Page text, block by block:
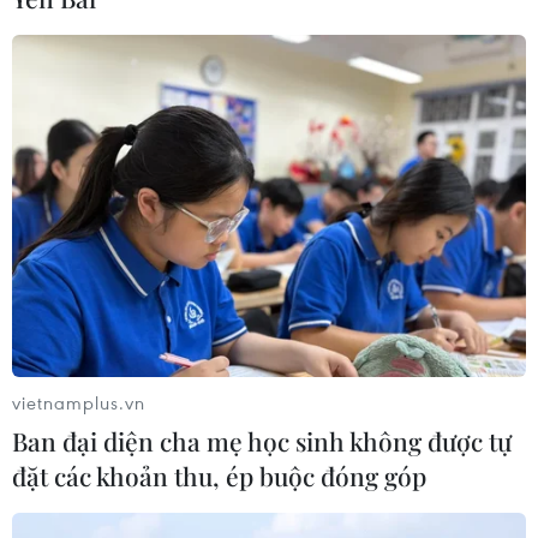
hủy bỏ giấy chứng nhận kết quả thi
đã cấp
Khuyến khích các cơ sở giáo dục đại
học cạnh tranh bằng chất lượng
06/08/2026 13:41
Cần Thơ xem xét đề xuất xây dựng Tổ
hợp Giáo dục-Đào tạo 636 tỷ đồng
Cà Mau hợp nhất 4 trường cao đẳng,
vietnamplus.vn
Ban đại diện cha mẹ học sinh không được tự
đặt các khoản thu, ép buộc đóng góp